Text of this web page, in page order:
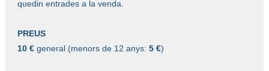
quedin entrades a la venda.
PREUS
10 € general (menors de 12 anys: 5 €)